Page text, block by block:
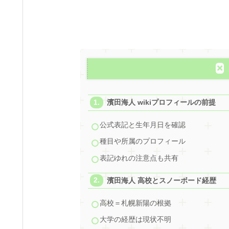
濱田海人 wikiプロフィールの前提
公式表記と生年月日を確認
種目や所属のプロフィール
表記ゆれの注意点も共有
濱田海人 高校とスノーボード経歴
高校＝札幌新陽の根拠
大学の経歴は現状不明